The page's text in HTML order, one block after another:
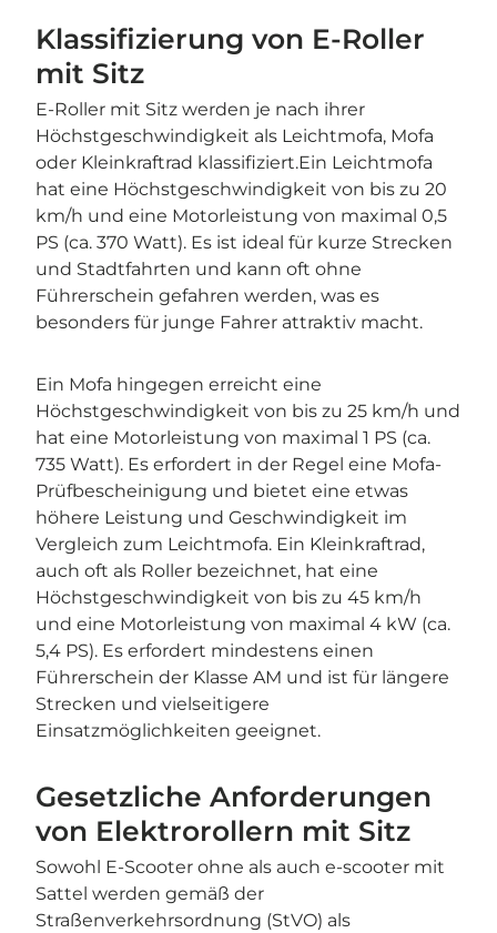
Klassifizierung von E-Roller
mit Sitz
E-Roller mit Sitz werden je nach ihrer
Höchstgeschwindigkeit als Leichtmofa, Mofa
oder Kleinkraftrad klassifiziert.Ein Leichtmofa
hat eine Höchstgeschwindigkeit von bis zu 20
km/h und eine Motorleistung von maximal 0,5
PS (ca. 370 Watt). Es ist ideal für kurze Strecken
und Stadtfahrten und kann oft ohne
Führerschein gefahren werden, was es
besonders für junge Fahrer attraktiv macht.
Ein Mofa hingegen erreicht eine
Höchstgeschwindigkeit von bis zu 25 km/h und
hat eine Motorleistung von maximal 1 PS (ca.
735 Watt). Es erfordert in der Regel eine Mofa-
Prüfbescheinigung und bietet eine etwas
höhere Leistung und Geschwindigkeit im
Vergleich zum Leichtmofa. Ein Kleinkraftrad,
auch oft als Roller bezeichnet, hat eine
Höchstgeschwindigkeit von bis zu 45 km/h
und eine Motorleistung von maximal 4 kW (ca.
5,4 PS). Es erfordert mindestens einen
Führerschein der Klasse AM und ist für längere
Strecken und vielseitigere
Einsatzmöglichkeiten geeignet.
Gesetzliche Anforderungen
von Elektrorollern mit Sitz
Sowohl E-Scooter ohne als auch e-scooter mit
Sattel werden gemäß der
Straßenverkehrsordnung (StVO) als